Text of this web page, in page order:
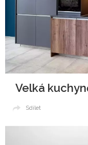
Velká
Sdílet